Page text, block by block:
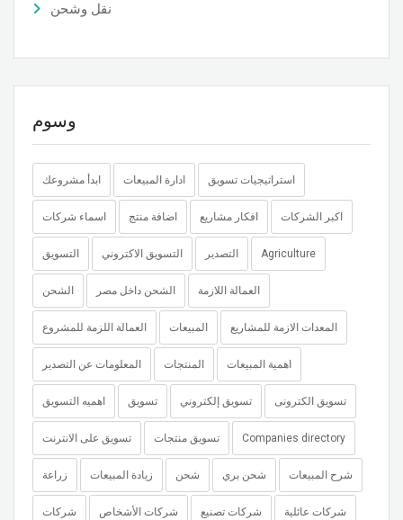
نقل وشحن
وسوم
ابدأ مشروعك ادارة المبيعات استراتيجيات تسويق
اسماء شركات اضافة منتج افكار مشاريع اكبر الشركات
التسويق التسويق الاكتروني التصدير Agriculture
الشحن الشحن داخل مصر العمالة اللازمة
العمالة اللزمة للمشروع المبيعات المعدات الازمة للمشاريع
المعلومات عن التصدير المنتجات اهمية المبيعات
اهميه التسويق تسويق تسويق إلكتروني تسويق الكترونى
تسويق على الانترنت تسويق منتجات Companies directory
زراعة زيادة المبيعات شحن شحن بري شرح المبيعات
شركات شركات الأشخاص شركات تصنيع شركات عائلية